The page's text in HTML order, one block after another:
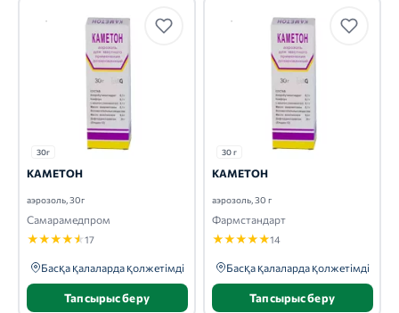
30г
КАМЕТОН
аэрозоль, 30г
Самарамедпром
★★★★★17
Басқа қалаларда қолжетімді
Тапсырыс беру
30 г
КАМЕТОН
аэрозоль, 30 г
Фармстандарт
★★★★★14
Басқа қалаларда қолжетімді
Тапсырыс беру